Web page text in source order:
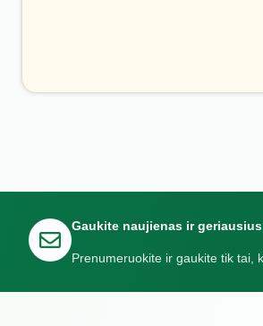
Gaukite naujienas ir
Prenumeruokite ir gaukite tik tai,